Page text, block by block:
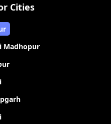
Cities
Madhopur